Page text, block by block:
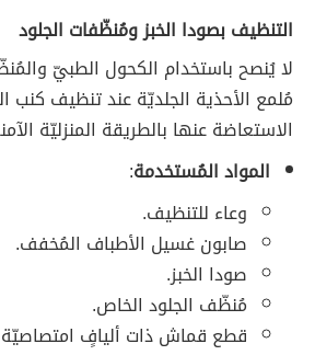
التنظيف بصودا الخبز ومُنظّفات الجلود
لا يُنصح باستخدام الكحول الطبيّ
مُلمع الأحذية الجلديّة عند تنظيف كنب
الاستعاضة عنها بالطريقة المنزليّة
المواد المُستخدمة:
وعاء للتنظيف.
صابون غسيل الأطباف المُخفف.
صودا الخبز.
مُنظّف الجلود الخاص.
قطع قماش ذات أليافٍ